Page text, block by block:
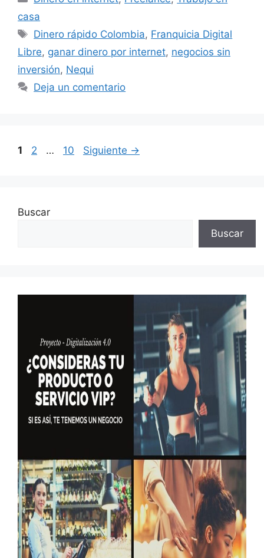
casa
Etiquetas
Dinero rápido Colombia, Franquicia Digital
Libre, ganar dinero por internet, negocios sin
inversión, Nequi
Deja un comentario
Página
1 Página
2 … Página
10 Siguiente →
Buscar
Buscar